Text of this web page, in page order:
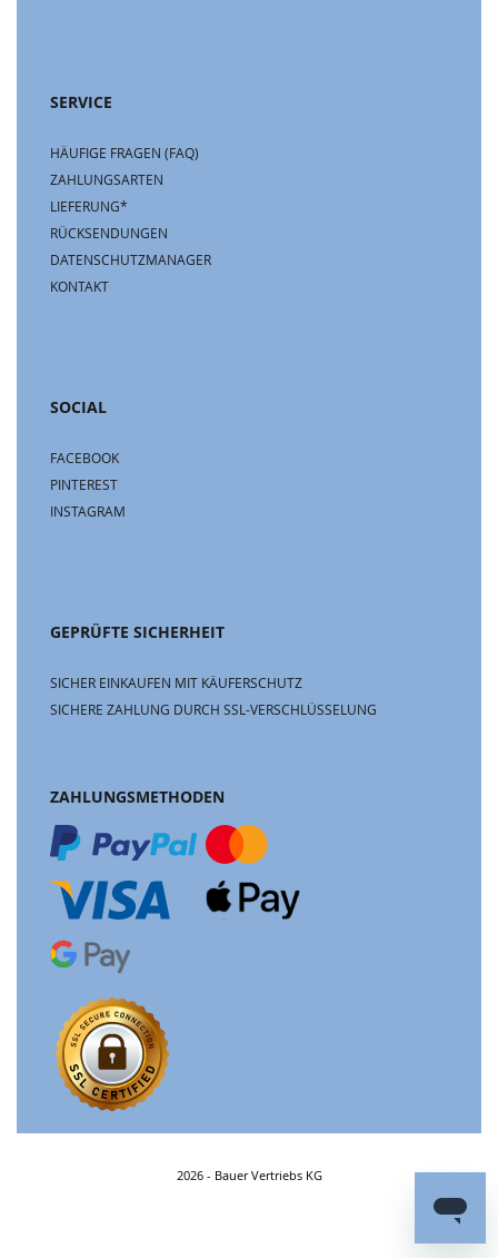
SERVICE
HÄUFIGE FRAGEN (FAQ)
ZAHLUNGSARTEN
LIEFERUNG*
RÜCKSENDUNGEN
DATENSCHUTZMANAGER
KONTAKT
SOCIAL
FACEBOOK
PINTEREST
INSTAGRAM
GEPRÜFTE SICHERHEIT
SICHER EINKAUFEN MIT KÄUFERSCHUTZ
SICHERE ZAHLUNG DURCH SSL-VERSCHLÜSSELUNG
ZAHLUNGSMETHODEN
2026 - Bauer Vertriebs KG